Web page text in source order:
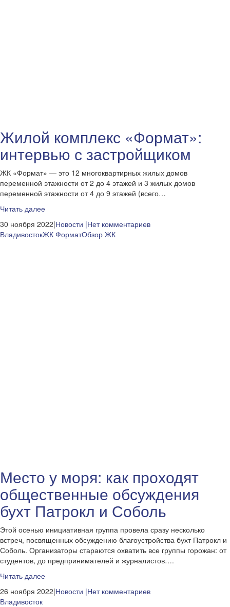
Жилой комплекс «Формат»:
интервью с застройщиком
ЖК «Формат» — это 12 многоквартирных жилых домов
переменной этажности от 2 до 4 этажей и 3 жилых домов
переменной этажности от 4 до 9 этажей (всего…
Читать далее
30 ноября 2022|Новости |Нет комментариев
ВладивостокЖК ФорматОбзор ЖК
Место у моря: как проходят
общественные обсуждения
бухт Патрокл и Соболь
Этой осенью инициативная группа провела сразу несколько
встреч, посвященных обсуждению благоустройства бухт Патрокл и
Соболь. Организаторы стараются охватить все группы горожан: от
студентов, до предпринимателей и журналистов….
Читать далее
26 ноября 2022|Новости |Нет комментариев
Владивосток